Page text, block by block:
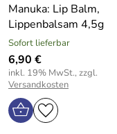
Manuka: Lip Balm,
Lippenbalsam 4,5g
Sofort lieferbar
6,90 €
inkl. 19% MwSt., zzgl.
Versandkosten